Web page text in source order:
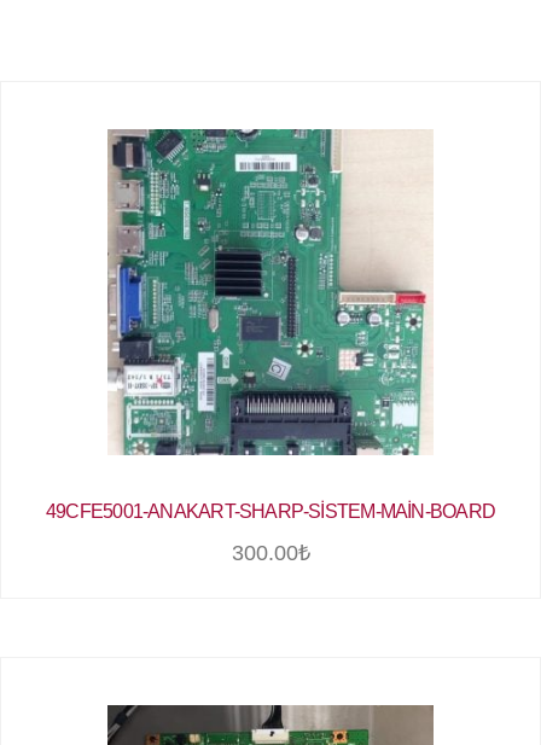
49CFE5001-ANAKART-SHARP-SİSTEM-MAİN-BOARD
300.00₺